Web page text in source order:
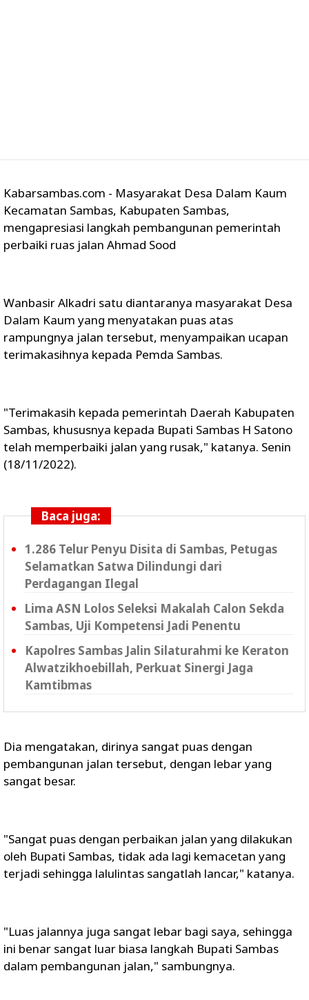
Kabarsambas.com - Masyarakat Desa Dalam Kaum
Kecamatan Sambas, Kabupaten Sambas,
mengapresiasi langkah pembangunan pemerintah
perbaiki ruas jalan Ahmad Sood
Wanbasir Alkadri satu diantaranya masyarakat Desa
Dalam Kaum yang menyatakan puas atas
rampungnya jalan tersebut, menyampaikan ucapan
terimakasihnya kepada Pemda Sambas.
"Terimakasih kepada pemerintah Daerah Kabupaten
Sambas, khususnya kepada Bupati Sambas H Satono
telah memperbaiki jalan yang rusak," katanya. Senin
(18/11/2022).
Baca juga:
1.286 Telur Penyu Disita di Sambas, Petugas
Selamatkan Satwa Dilindungi dari
Perdagangan Ilegal
Lima ASN Lolos Seleksi Makalah Calon Sekda
Sambas, Uji Kompetensi Jadi Penentu
Kapolres Sambas Jalin Silaturahmi ke Keraton
Alwatzikhoebillah, Perkuat Sinergi Jaga
Kamtibmas
Dia mengatakan, dirinya sangat puas dengan
pembangunan jalan tersebut, dengan lebar yang
sangat besar.
"Sangat puas dengan perbaikan jalan yang dilakukan
oleh Bupati Sambas, tidak ada lagi kemacetan yang
terjadi sehingga lalulintas sangatlah lancar," katanya.
"Luas jalannya juga sangat lebar bagi saya, sehingga
ini benar sangat luar biasa langkah Bupati Sambas
dalam pembangunan jalan," sambungnya.